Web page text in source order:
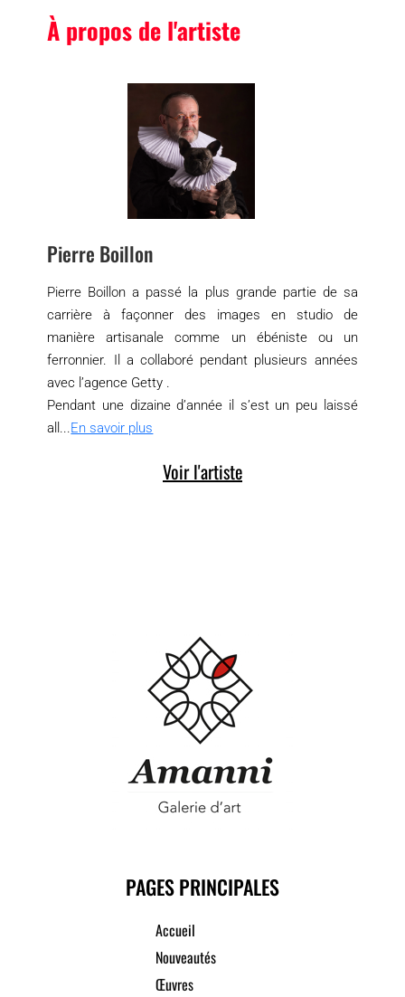
À propos de l'artiste
Pierre Boillon
Pierre Boillon a passé la plus grande partie de sa
carrière à façonner des images en studio de
manière artisanale comme un ébéniste ou un
ferronnier. Il a collaboré pendant plusieurs années
avec l’agence Getty .
Pendant une dizaine d’année il s’est un peu laissé
all...En savoir plus
Voir l'artiste
PAGES PRINCIPALES
Accueil
Nouveautés
Œuvres